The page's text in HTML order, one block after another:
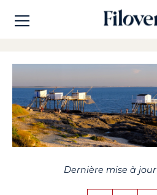
Dernière mise à jour